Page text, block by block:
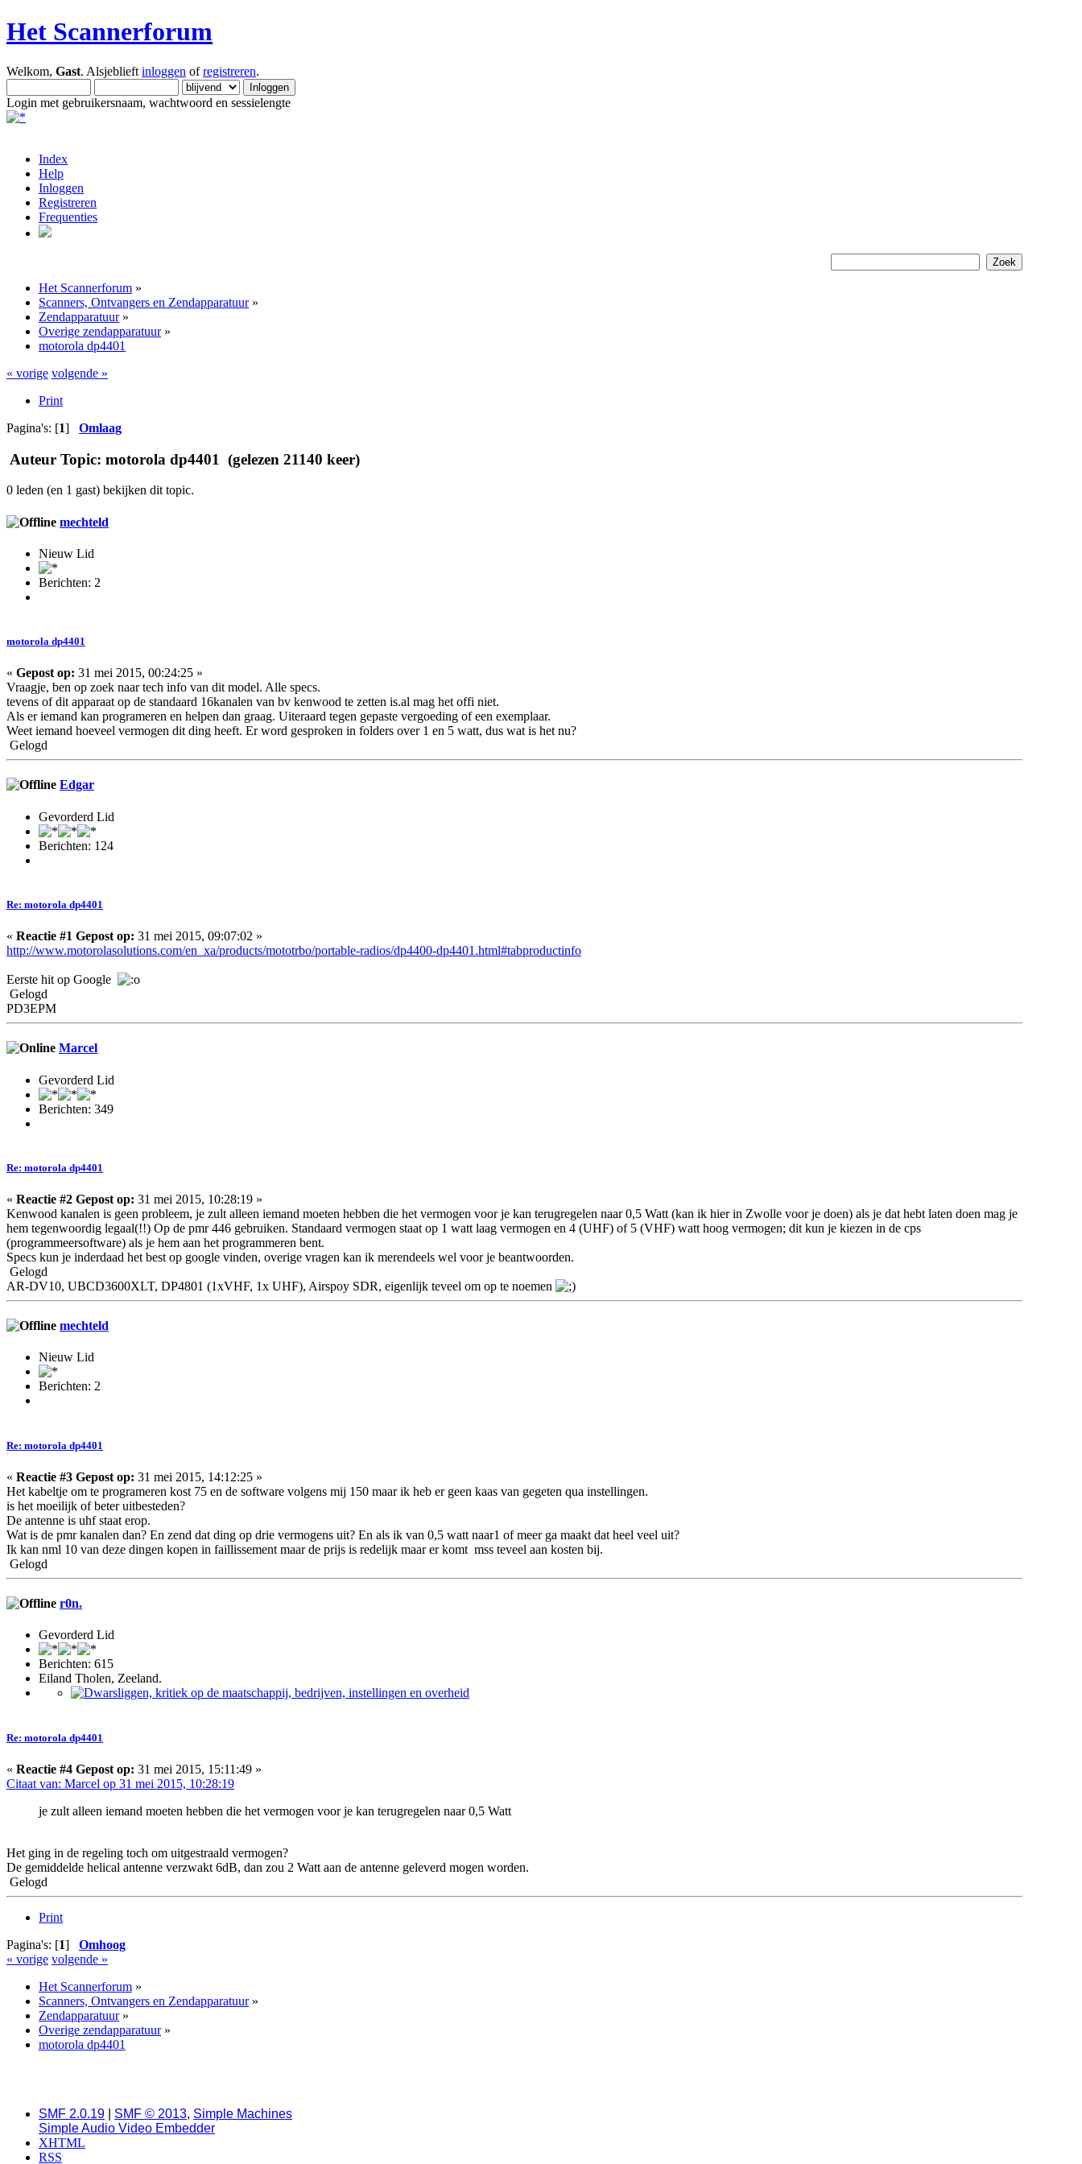
Het Scannerforum
Welkom, Gast. Alsjeblieft inloggen ofregistreren.
Login met gebruikersnaam, wachtwoord en sessielengte
Index
Help
Inloggen
Registreren
Frequenties
Het Scannerforum »
Scanners, Ontvangers en Zendapparatuur»
Zendapparatuur»
Overige zendapparatuur»
motorola dp4401
« vorige volgende »
Print
Pagina's: [1] Omlaag
Auteur Topic: motorola dp4401 (gelezen 21140 keer)
0 leden (en 1 gast) bekijken dit topic.
mechteld
Nieuw Lid
Berichten: 2
motorola dp4401
« Gepost op: 31 mei 2015, 00:24:25 »
Vraagje, ben op zoek naar tech info van dit model. Alle specs.
tevens of dit apparaat op de standaard 16kanalen van bv kenwood te zetten is.al mag het offi niet.
Als er iemand kan programeren en helpen dan graag. Uiteraard tegen gepaste vergoeding of een exemplaar.
Weet iemand hoeveel vermogen dit ding heeft. Er word gesproken in folders over 1 en 5 watt, dus wat is het nu?
Gelogd
Edgar
Gevorderd Lid
Berichten: 124
Re: motorola dp4401
« Reactie #1 Gepost op: 31 mei 2015, 09:07:02 »
http://www.motorolasolutions.com/en_xa/products/mototrbo/portable-radios/dp4400-dp4401.html#tabproductinfo
Eerste hit op Google
Gelogd
PD3EPM
Marcel
Gevorderd Lid
Berichten: 349
Re: motorola dp4401
« Reactie #2 Gepost op: 31 mei 2015, 10:28:19 »
Kenwood kanalen is geen probleem, je zult alleen iemand moeten hebben die het vermogen voor je kan terugregelen naar 0,5 Watt (kan ik hier in Zwolle voor je doen) als je dat hebt laten doen mag je
hem tegenwoordig legaal(!!) Op de pmr 446 gebruiken. Standaard vermogen staat op 1 watt laag vermogen en 4 (UHF) of 5 (VHF) watt hoog vermogen; dit kun je kiezen in de cps
(programmeersoftware) als je hem aan het programmeren bent.
Specs kun je inderdaad het best op google vinden, overige vragen kan ik merendeels wel voor je beantwoorden.
Gelogd
AR-DV10, UBCD3600XLT, DP4801 (1xVHF, 1x UHF), Airspoy SDR, eigenlijk teveel om op te noemen
mechteld
Nieuw Lid
Berichten: 2
Re: motorola dp4401
« Reactie #3 Gepost op: 31 mei 2015, 14:12:25 »
Het kabeltje om te programeren kost 75 en de software volgens mij 150 maar ik heb er geen kaas van gegeten qua instellingen.
is het moeilijk of beter uitbesteden?
De antenne is uhf staat erop.
Wat is de pmr kanalen dan? En zend dat ding op drie vermogens uit? En als ik van 0,5 watt naar1 of meer ga maakt dat heel veel uit?
Ik kan nml 10 van deze dingen kopen in faillissement maar de prijs is redelijk maar er komt mss teveel aan kosten bij.
Gelogd
r0n.
Gevorderd Lid
Berichten: 615
Eiland Tholen, Zeeland.
Re: motorola dp4401
« Reactie #4 Gepost op: 31 mei 2015, 15:11:49 »
Citaat van: Marcel op 31 mei 2015, 10:28:19
je zult alleen iemand moeten hebben die het vermogen voor je kan terugregelen naar 0,5 Watt
Het ging in de regeling toch om uitgestraald vermogen?
De gemiddelde helical antenne verzwakt 6dB, dan zou 2 Watt aan de antenne geleverd mogen worden.
Gelogd
Print
Pagina's: [1] Omhoog
« vorige volgende »
Het Scannerforum »
Scanners, Ontvangers en Zendapparatuur»
Zendapparatuur»
Overige zendapparatuur»
motorola dp4401
SMF 2.0.19 SMF © 2013, Simple Machines
Simple Audio Video Embedder
XHTML
RSS